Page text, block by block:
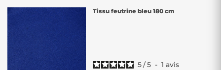
Tissu feutrine bleu 180 cm
5/5 - 1 avis